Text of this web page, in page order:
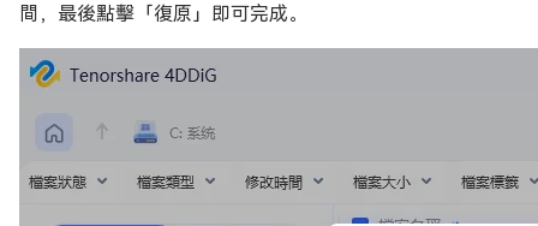
間，最後點擊「復原」即可完成。